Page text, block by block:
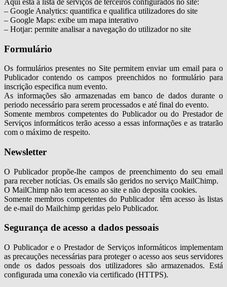
– Google Analytics: quantifica e qualifica utilizadores do site
– Google Maps: exibe um mapa interativo
– Hotjar: permite analisar a navegação do utilizador no site
Formulário
Os formulários presentes no Site permitem enviar um email para o
Publicador contendo os campos preenchidos no formulário para
inscrição especifica num evento.
As informações são armazenadas em banco de dados durante o
periodo necessário para serem processados e até final do evento.
Somente membros competentes do Publicador ou do Prestador de
Serviços informáticos terão acesso a essas informações e as tratarão
com o máximo de respeito.
Newsletter
O Publicador propõe-lhe campos de preenchimento do seu email
para receber notícias. Os emails são geridos no serviço MailChimp.
O MailChimp não tem acesso ao site e não deposita cookies.
Somente membros competentes do Publicador têm acesso às listas
de e-mail do Mailchimp geridas pelo Publicador.
Segurança de acesso a dados pessoais
O Publicador e o Prestador de Serviços informáticos implementam
as precauções necessárias para proteger o acesso aos seus servidores
onde os dados pessoais dos utilizadores são armazenados. Está
configurada uma conexão via certificado (HTTPS).